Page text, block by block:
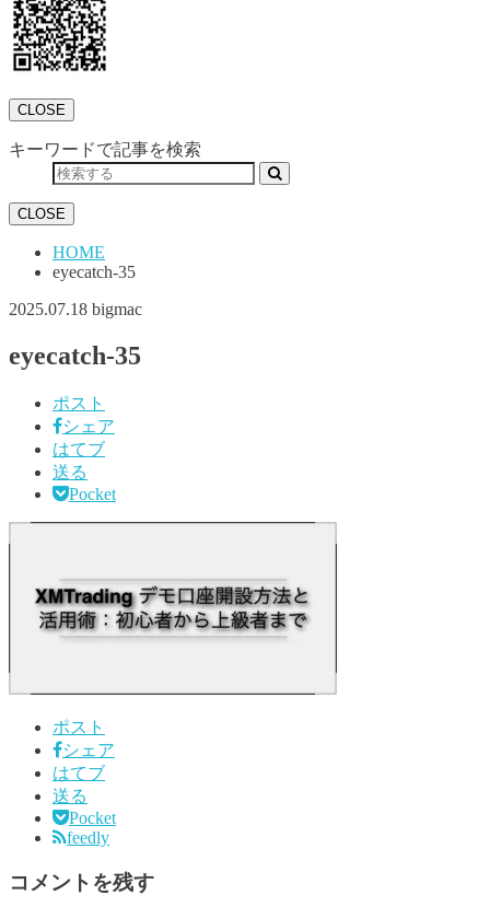
CLOSE
キーワードで記事を検索
CLOSE
HOME
eyecatch-35
2025.07.18 bigmac
eyecatch-35
ポスト
シェア
はてブ
送る
Pocket
ポスト
シェア
はてブ
送る
Pocket
feedly
コメントを残す